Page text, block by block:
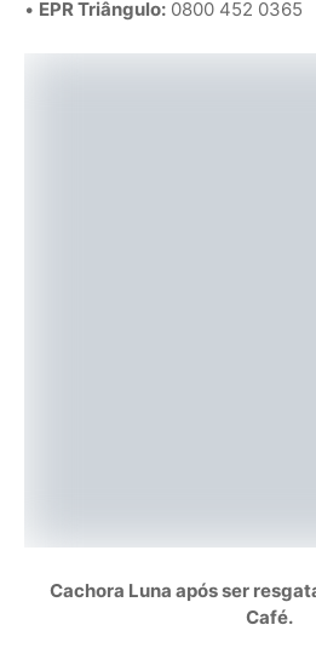
• EPR Triângulo: 0800 452 0365
Cachora Luna após ser
Café.